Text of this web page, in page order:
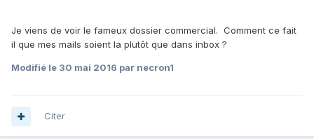
Je viens de voir le fameux dossier commercial. Comment ce fait
il que mes mails soient la plutôt que dans inbox ?
Modifié le 30 mai 2016 par necron1
Citer